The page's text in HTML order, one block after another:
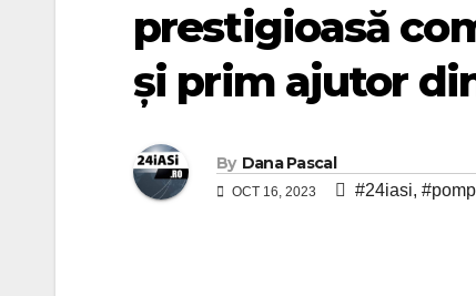
prestigioasă
și prim ajutor
By Dana Pascal
OCT 16, 2023 #24iasi,